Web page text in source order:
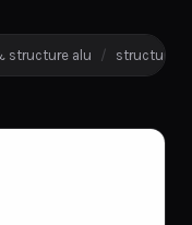
structure alu / structure